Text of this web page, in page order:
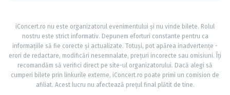
iConcert.ro nu este organizatorul evenimentului și nu vinde bilete. Rolul
nostru este strict informativ. Depunem eforturi constante pentru ca
informațiile să fie corecte și actualizate. Totuși, pot apărea inadvertențe -
erori de redactare, modificări nesemnalate, prețuri incorecte sau omisiuni. Îți
recomandăm să verifici direct pe site-ul organizatorului. Dacă alegi să
cumperi bilete prin linkurile externe, iConcert.ro poate primi un comision de
afiliat. Acest lucru nu afectează prețul final plătit de tine.